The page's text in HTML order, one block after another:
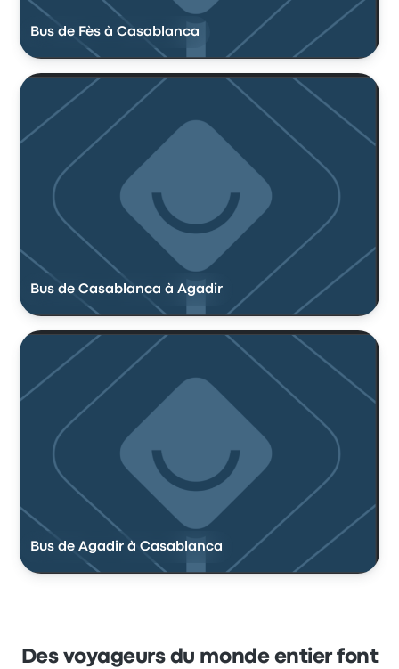
Bus de Fès à Casablanca
Bus de Casablanca à Agadir
Bus de Agadir à Casablanca
Des voyageurs du monde entier font